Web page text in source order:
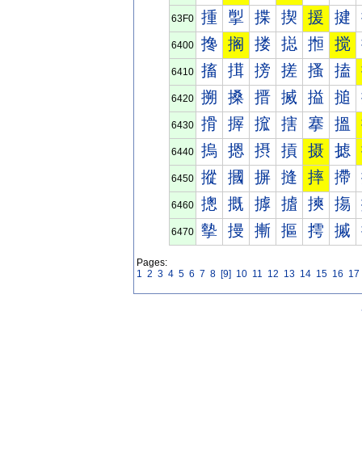
63F0 揰 揱 揲 揳 援 揵
6400 搀 搁 搂 搃 搄 搅
6410 搐 搑 搒 搓 搔 搕
6420 搠 搡 搢 搣 搤 搥
6430 搰 搱 搲 搳 搴 搵
6440 摀 摁 摂 摃 摄 摅
6450 摐 摑 摒 摓 摔 摕
6460 摠 摡 摢 摣 摤 摥
6470 摰 摱 摲 摳 摴 摵
Pages:
1 2 3 4 5 6 7 8 [9] 10 11 12 13 14 15 16 17